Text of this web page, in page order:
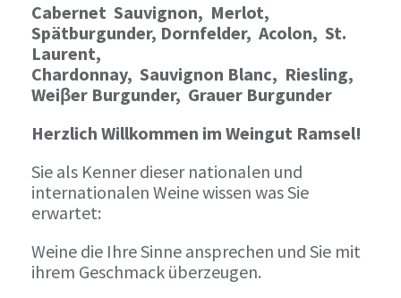
Cabernet Sauvignon, Merlot,
Spätburgunder, Dornfelder, Acolon, St.
Laurent,
Chardonnay, Sauvignon Blanc, Riesling,
Weiβer Burgunder, Grauer Burgunder
Herzlich Willkommen im Weingut Ramsel!
Sie als Kenner dieser nationalen und
internationalen Weine wissen was Sie
erwartet:
Weine die Ihre Sinne ansprechen und Sie mit
ihrem Geschmack überzeugen.